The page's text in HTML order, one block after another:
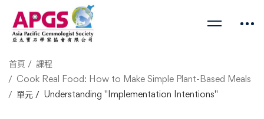
首頁
課程
Cook Real Food: How to Make Simple Plant-Based Meals
單元
Understanding "Implementation Intentions"